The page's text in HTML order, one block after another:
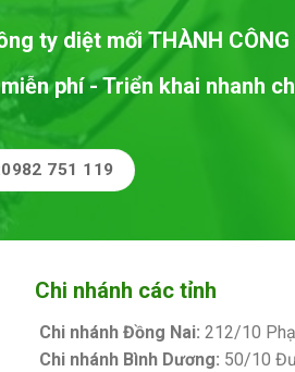
ty diệt mốiTHÀNH CÔNG
phí - Triển khai nhanh
751 119
Chi nhánh các tỉnh
Chi nhánh Đồng Nai: 212/10
Chi nhánh Bình Dương: 50/10